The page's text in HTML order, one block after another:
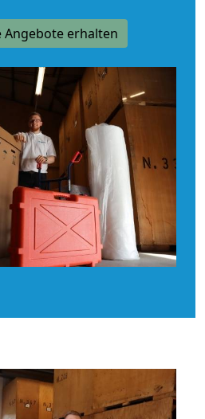
Angebote erhalten